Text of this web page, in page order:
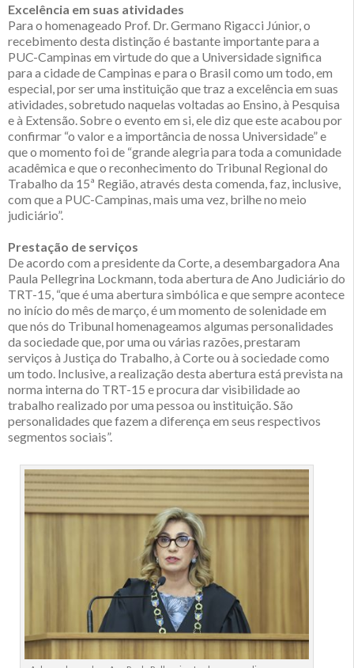
Excelência em suas atividades
Para o homenageado Prof. Dr. Germano Rigacci Júnior, o
recebimento desta distinção é bastante importante para a
PUC-Campinas em virtude do que a Universidade significa
para a cidade de Campinas e para o Brasil como um todo, em
especial, por ser uma instituição que traz a excelência em suas
atividades, sobretudo naquelas voltadas ao Ensino, à Pesquisa
e à Extensão. Sobre o evento em si, ele diz que este acabou por
confirmar “o valor e a importância de nossa Universidade” e
que o momento foi de “grande alegria para toda a comunidade
acadêmica e que o reconhecimento do Tribunal Regional do
Trabalho da 15ª Região, através desta comenda, faz, inclusive,
com que a PUC-Campinas, mais uma vez, brilhe no meio
judiciário”.
Prestação de serviços
De acordo com a presidente da Corte, a desembargadora Ana
Paula Pellegrina Lockmann, toda abertura de Ano Judiciário do
TRT-15, “que é uma abertura simbólica e que sempre acontece
no início do mês de março, é um momento de solenidade em
que nós do Tribunal homenageamos algumas personalidades
da sociedade que, por uma ou várias razões, prestaram
serviços à Justiça do Trabalho, à Corte ou à sociedade como
um todo. Inclusive, a realização desta abertura está prevista na
norma interna do TRT-15 e procura dar visibilidade ao
trabalho realizado por uma pessoa ou instituição. São
personalidades que fazem a diferença em seus respectivos
segmentos sociais”.